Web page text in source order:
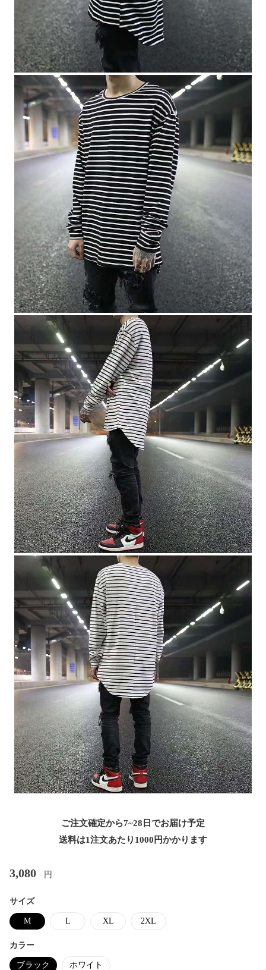
ご注文確定から7~28日でお届け予定
送料は1注文あたり 1000 円かかります
3,080 円
サイズ
M L XL 2XL
カラー
ブラック ホワイト